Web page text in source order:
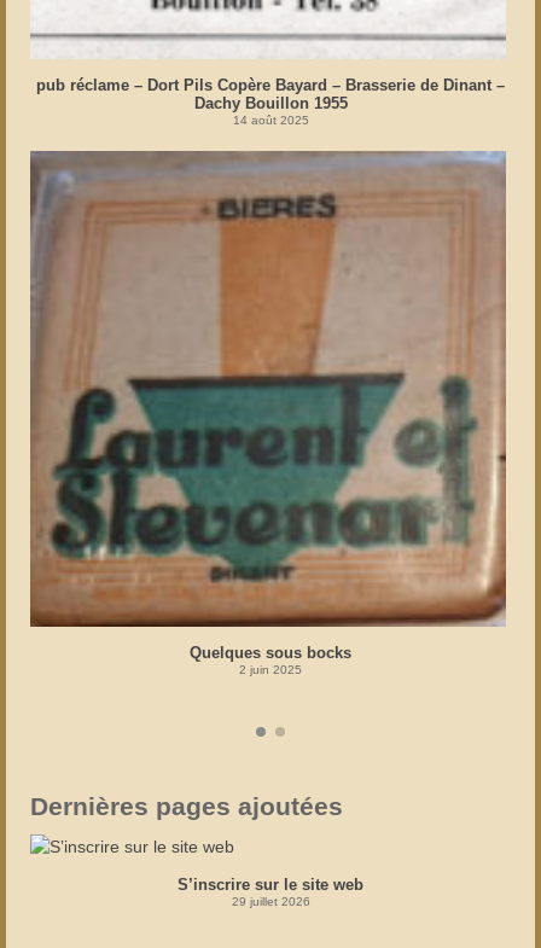
pub réclame – Dort Pils Copère Bayard – Brasserie de Dinant –
Dachy Bouillon 1955
14 août 2025
Quelques sous bocks
2 juin 2025
Dernières pages ajoutées
S’inscrire sur le site web
29 juillet 2026